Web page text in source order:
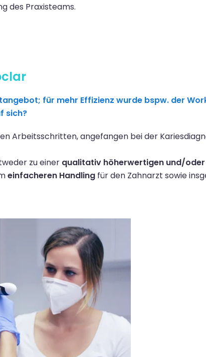
des Praxisteams.
für mehr Effizienz wurde bspw. der
sich?
Arbeitsschritten, angefangen bei der
zu einer qualitativ höherwertigen und/oder
einfacheren Handling für den Zahnarzt sowie